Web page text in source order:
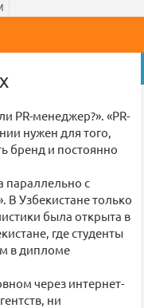
PR-менеджер?». «PR-
нужен для того,
бренд и постоянно
параллельно с
В Узбекистане только
была открыта в
где студенты
в дипломе
через интернет-
ни